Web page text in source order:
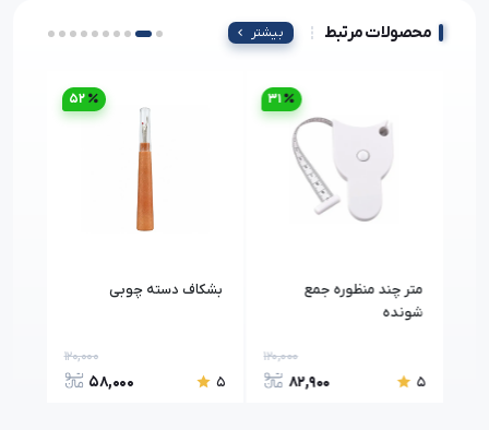
محصولات مرتبط بیشتر
متر چند منظوره جمع
شونده
5
120,000
82,900
31
بشکاف دسته چوبی
5
120,000
58,000
52